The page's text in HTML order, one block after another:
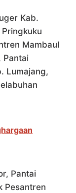
Kab.
Mambaul
Pantai
Lumajang,
Pantai
Pesantren